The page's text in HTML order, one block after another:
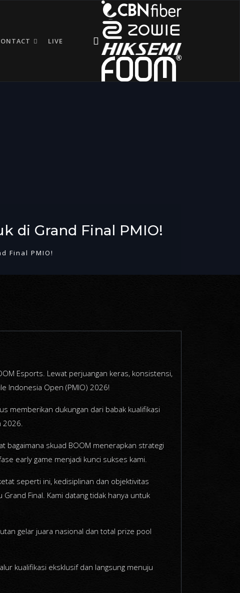
LIVE
di Grand Final PMIO!
Final PMIO!
Esports. Lewat perjuangan keras, konsistensi,
Indonesia Open (PMIO) 2026!
memberikan dukungan dari babak kualifikasi
2026.
bagaimana skuad BOOM menerapkan strategi
early game menjadi kunci sukses kami.
seperti ini, kedisiplinan dan objektivitas
Final. Kami datang tidak hanya untuk
gelar juara nasional dan total prize pool
kualifikasi eksklusif dan langsung menuju